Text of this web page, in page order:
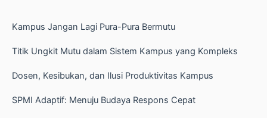
Kampus Jangan Lagi Pura-Pura Bermutu
Titik Ungkit Mutu dalam Sistem Kampus yang Kompleks
Dosen, Kesibukan, dan Ilusi Produktivitas Kampus
SPMI Adaptif: Menuju Budaya Respons Cepat